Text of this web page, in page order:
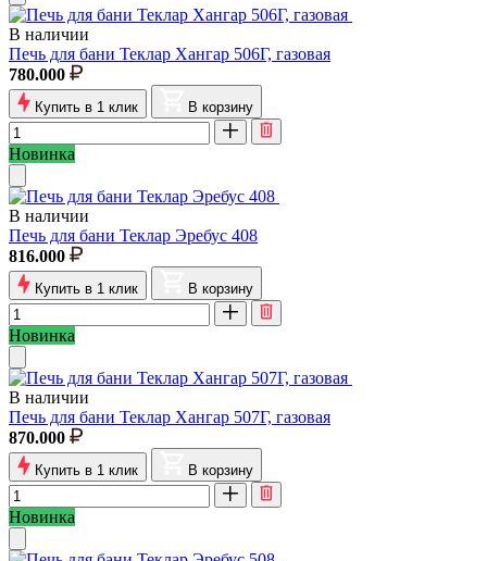
В наличии
Печь для бани Теклар Хангар 506Г, газовая
780.000
Купить в 1 клик В корзину
Новинка
В наличии
Печь для бани Теклар Эребус 408
816.000
Купить в 1 клик В корзину
Новинка
В наличии
Печь для бани Теклар Хангар 507Г, газовая
870.000
Купить в 1 клик В корзину
Новинка